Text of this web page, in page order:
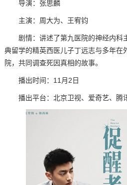
导演：张思麟
主演：周大为、王宥钧
剧情：讲述了第九医院的神经内科
典留学的精英西医儿子丁远志与多年在
院，共同调查死因真相的故事。
播出时间：11月2日
播出平台：北京卫视、爱奇艺、腾